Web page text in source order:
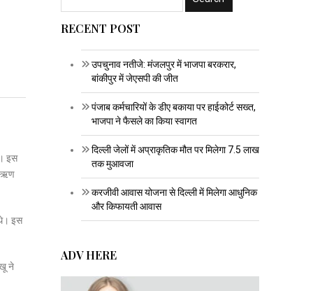
इस
ऋण
इस
ने
RECENT POST
उपचुनाव नतीजे: मंजलपुर में भाजपा बरकरार,
बांकीपुर में जेएसपी की जीत
पंजाब कर्मचारियों के डीए बकाया पर हाईकोर्ट सख्त,
भाजपा ने फैसले का किया स्वागत
दिल्ली जेलों में अप्राकृतिक मौत पर मिलेगा 7.5 लाख
तक मुआवजा
करजीवी आवास योजना से दिल्ली में मिलेगा आधुनिक
और किफायती आवास
ADV HERE